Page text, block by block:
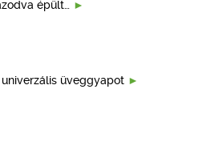
épült…
univerzális üveggyapot